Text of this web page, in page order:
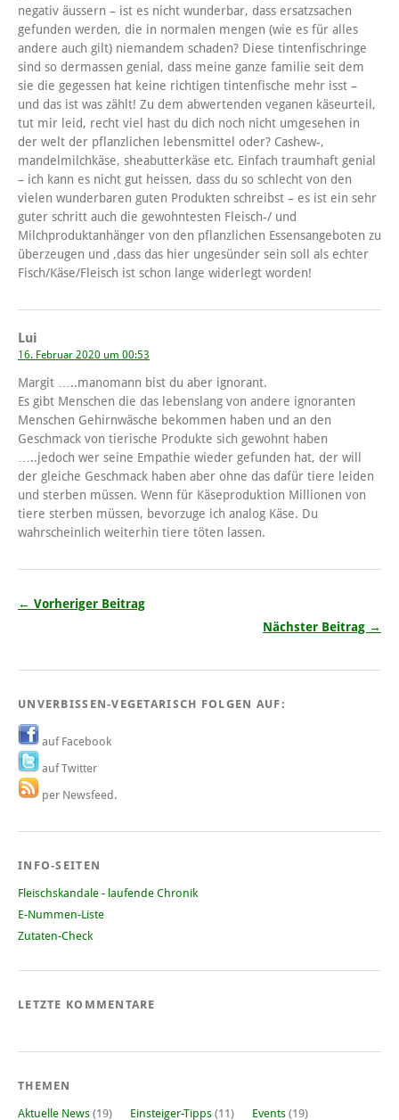
negativ äussern – ist es nicht wunderbar, dass ersatzsachen
gefunden werden, die in normalen mengen (wie es für alles
andere auch gilt) niemandem schaden? Diese tintenfischringe
sind so dermassen genial, dass meine ganze familie seit dem
sie die gegessen hat keine richtigen tintenfische mehr isst –
und das ist was zählt! Zu dem abwertenden veganen käseurteil,
tut mir leid, recht viel hast du dich noch nicht umgesehen in
der welt der pflanzlichen lebensmittel oder? Cashew-,
mandelmilchkäse, sheabutterkäse etc. Einfach traumhaft genial
– ich kann es nicht gut heissen, dass du so schlecht von den
vielen wunderbaren guten Produkten schreibst – es ist ein sehr
guter schritt auch die gewohntesten Fleisch-/ und
Milchproduktanhänger von den pflanzlichen Essensangeboten zu
überzeugen und ,dass das hier ungesünder sein soll als echter
Fisch/Käse/Fleisch ist schon lange widerlegt worden!
Lui
16. Februar 2020 um 00:53
Margit …..manomann bist du aber ignorant.
Es gibt Menschen die das lebenslang von andere ignoranten
Menschen Gehirnwäsche bekommen haben und an den
Geschmack von tierische Produkte sich gewohnt haben
…..jedoch wer seine Empathie wieder gefunden hat, der will
der gleiche Geschmack haben aber ohne das dafür tiere leiden
und sterben müssen. Wenn für Käseproduktion Millionen von
tiere sterben müssen, bevorzuge ich analog Käse. Du
wahrscheinlich weiterhin tiere töten lassen.
← Vorheriger Beitrag
Nächster Beitrag →
UNVERBISSEN-VEGETARISCH FOLGEN AUF:
auf Facebook
auf Twitter
per Newsfeed.
INFO-SEITEN
Fleischskandale - laufende Chronik
E-Nummen-Liste
Zutaten-Check
LETZTE KOMMENTARE
THEMEN
Aktuelle News (19) Einsteiger-Tipps (11) Events (19)